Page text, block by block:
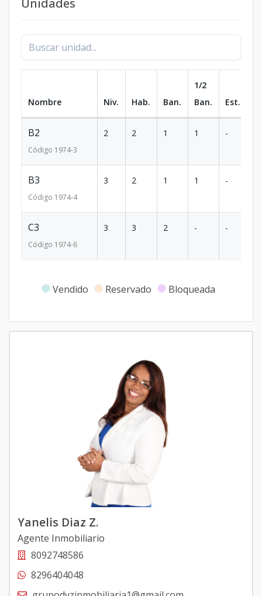
Unidades
Nombre Niv. Hab. Ban.
1/2
Ban.
Est.
B2
Código 1974-3
2 2 1 1 -
B3
Código 1974-4
3 2 1 1 -
C3
Código 1974-6
3 3 2 - -
Vendido Reservado Bloqueada
Yanelis Diaz Z.
Agente Inmobiliario
8092748586
8296404048